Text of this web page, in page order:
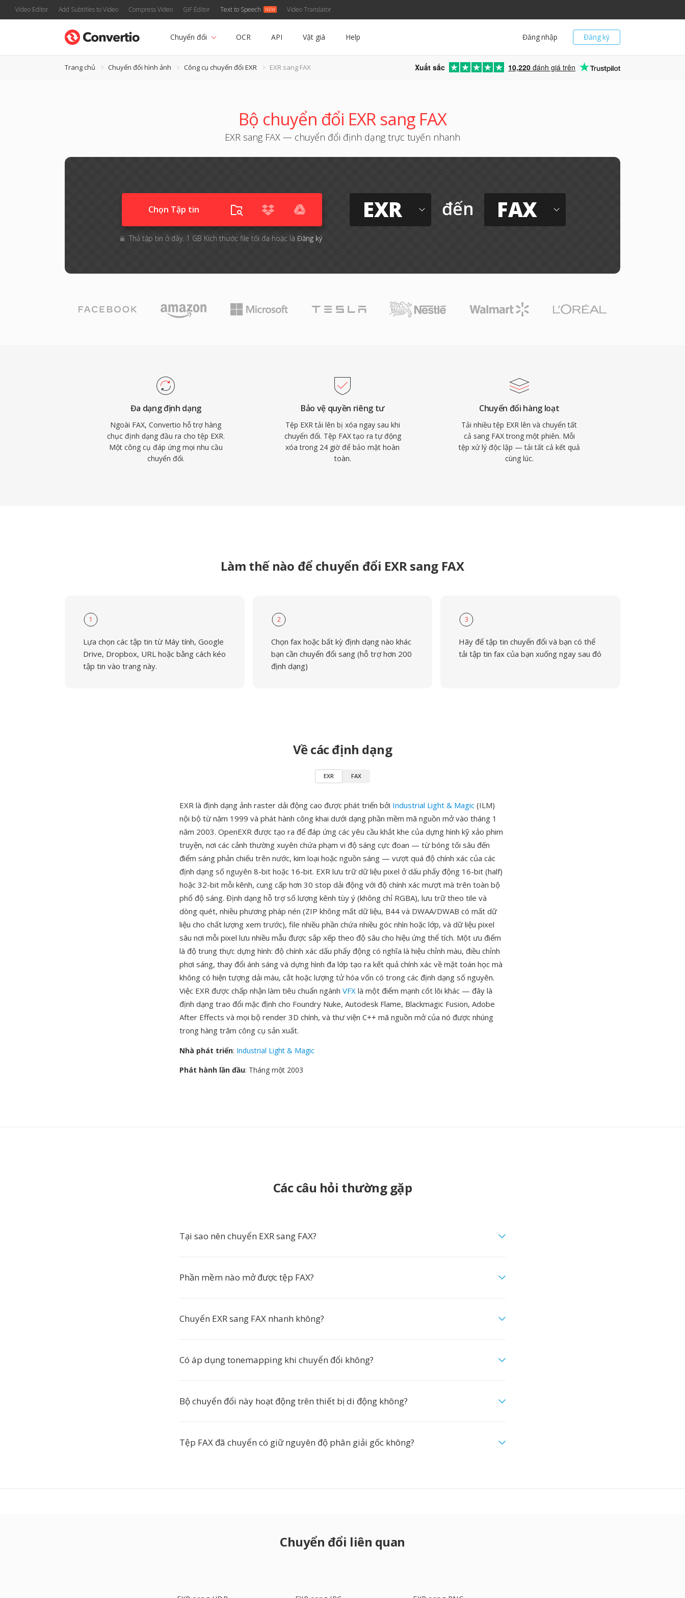
Video Editor Add Subtitles to Video Compress Video GIF Editor Text to Speech Video Translator
Đăng ký
Đăng nhập
Chuyển đổi OCR API Vật giá Help
Trang chủ Chuyển đổi hình ảnh Công cụ chuyển đổi EXR EXR sang FAX Xuất sắc 10,220 đánh giá trên
Bộ chuyển đổi EXR sang FAX
EXR sang FAX — chuyển đổi định dạng trực tuyến nhanh
Chọn Tập tin
Thả tập tin ở đây. 1 GB Kích thước file tối đa hoặc là Đăng ký
EXR đến FAX
Đa dạng định dạng
Ngoài FAX, Convertio hỗ trợ hàng
chục định dạng đầu ra cho tệp EXR.
Một công cụ đáp ứng mọi nhu cầu
chuyển đổi.
Bảo vệ quyền riêng tư
Tệp EXR tải lên bị xóa ngay sau khi
chuyển đổi. Tệp FAX tạo ra tự động
xóa trong 24 giờ để bảo mật hoàn
toàn.
Chuyển đổi hàng loạt
Tải nhiều tệp EXR lên và chuyển tất
cả sang FAX trong một phiên. Mỗi
tệp xử lý độc lập — tải tất cả kết quả
cùng lúc.
Làm thế nào để chuyển đổi EXR sang FAX
1
Lựa chọn các tập tin từ Máy tính, Google
Drive, Dropbox, URL hoặc bằng cách kéo
tập tin vào trang này.
2
Chọn fax hoặc bất kỳ định dạng nào khác
bạn cần chuyển đổi sang (hỗ trợ hơn 200
định dạng)
3
Hãy để tập tin chuyển đổi và bạn có thể
tải tập tin fax của bạn xuống ngay sau đó
Về các định dạng
EXR FAX
EXR là định dạng ảnh raster dải động cao được phát triển bởi Industrial Light & Magic (ILM)
nội bộ từ năm 1999 và phát hành công khai dưới dạng phần mềm mã nguồn mở vào tháng 1
năm 2003. OpenEXR được tạo ra để đáp ứng các yêu cầu khắt khe của dựng hình kỹ xảo phim
truyện, nơi các cảnh thường xuyên chứa phạm vi độ sáng cực đoan — từ bóng tối sâu đến
điểm sáng phản chiếu trên nước, kim loại hoặc nguồn sáng — vượt quá độ chính xác của các
định dạng số nguyên 8-bit hoặc 16-bit. EXR lưu trữ dữ liệu pixel ở dấu phẩy động 16-bit (half)
hoặc 32-bit mỗi kênh, cung cấp hơn 30 stop dải động với độ chính xác mượt mà trên toàn bộ
phổ độ sáng. Định dạng hỗ trợ số lượng kênh tùy ý (không chỉ RGBA), lưu trữ theo tile và
dòng quét, nhiều phương pháp nén (ZIP không mất dữ liệu, B44 và DWAA/DWAB có mất dữ
liệu cho chất lượng xem trước), file nhiều phần chứa nhiều góc nhìn hoặc lớp, và dữ liệu pixel
sâu nơi mỗi pixel lưu nhiều mẫu được sắp xếp theo độ sâu cho hiệu ứng thể tích. Một ưu điểm
là độ trung thực dựng hình: độ chính xác dấu phẩy động có nghĩa là hiệu chỉnh màu, điều chỉnh
phơi sáng, thay đổi ánh sáng và dựng hình đa lớp tạo ra kết quả chính xác về mặt toán học mà
không có hiện tượng dải màu, cắt hoặc lượng tử hóa vốn có trong các định dạng số nguyên.
Việc EXR được chấp nhận làm tiêu chuẩn ngành VFX là một điểm mạnh cốt lõi khác — đây là
định dạng trao đổi mặc định cho Foundry Nuke, Autodesk Flame, Blackmagic Fusion, Adobe
After Effects và mọi bộ render 3D chính, và thư viện C++ mã nguồn mở của nó được nhúng
trong hàng trăm công cụ sản xuất.
Nhà phát triển: Industrial Light & Magic
Phát hành lần đầu: Tháng một 2003
Các câu hỏi thường gặp
Tại sao nên chuyển EXR sang FAX?
Phần mềm nào mở được tệp FAX?
Chuyển EXR sang FAX nhanh không?
Có áp dụng tonemapping khi chuyển đổi không?
Bộ chuyển đổi này hoạt động trên thiết bị di động không?
Tệp FAX đã chuyển có giữ nguyên độ phân giải gốc không?
Chuyển đổi liên quan